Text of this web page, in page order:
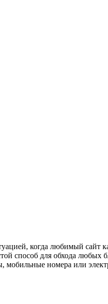
когда любимый сайт
способ для обхода
мобильные номера или